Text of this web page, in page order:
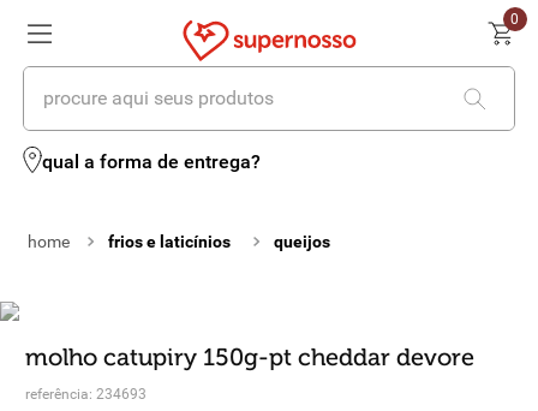
0
procure aqui seus produtos
qual a forma de entrega?
frios e laticínios queijos
molho catupiry 150g-pt cheddar devore
referência: 234693
termos mais buscados
2º leite
4 º iogurte
5º vinhos